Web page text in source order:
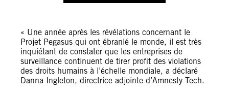
« Une année après les révélations concernant le
Projet Pegasus qui ont ébranlé le monde, il est très
inquiétant de constater que les entreprises de
surveillance continuent de tirer profit des violations
des droits humains à l’échelle mondiale, a déclaré
Danna Ingleton, directrice adjointe d’Amnesty Tech.